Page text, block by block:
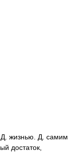
Д. жизнью. Д. самим
достаток,